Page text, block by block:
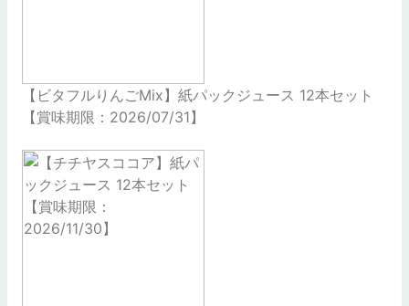
【ビタフルりんごMix】紙パックジュース 12本セット
【賞味期限：2026/07/31】